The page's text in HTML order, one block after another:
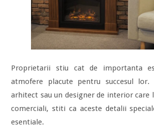
Proprietarii stiu cat de importanta
atmofere placute pentru succesul
arhitect sau un designer de interior care
comerciali, stiti ca aceste detalii
esentiale.